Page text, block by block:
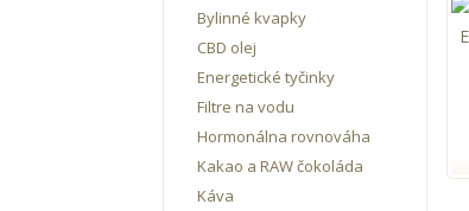
Bylinné kvapky
CBD olej
Energetické tyčinky
Filtre na vodu
Hormonálna rovnováha
Kakao a RAW čokoláda
Káva